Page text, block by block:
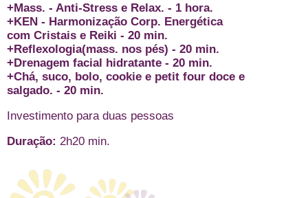
+Mass. - Anti-Stress e Relax. - 1 hora.
+KEN - Harmonização Corp. Energética
com Cristais e Reiki - 20 min.
+Reflexologia(mass. nos pés) - 20 min.
+Drenagem facial hidratante - 20 min.
+Chá, suco, bolo, cookie e petit four doce e
salgado. - 20 min.
Investimento para duas pessoas
Duração: 2h20 min.